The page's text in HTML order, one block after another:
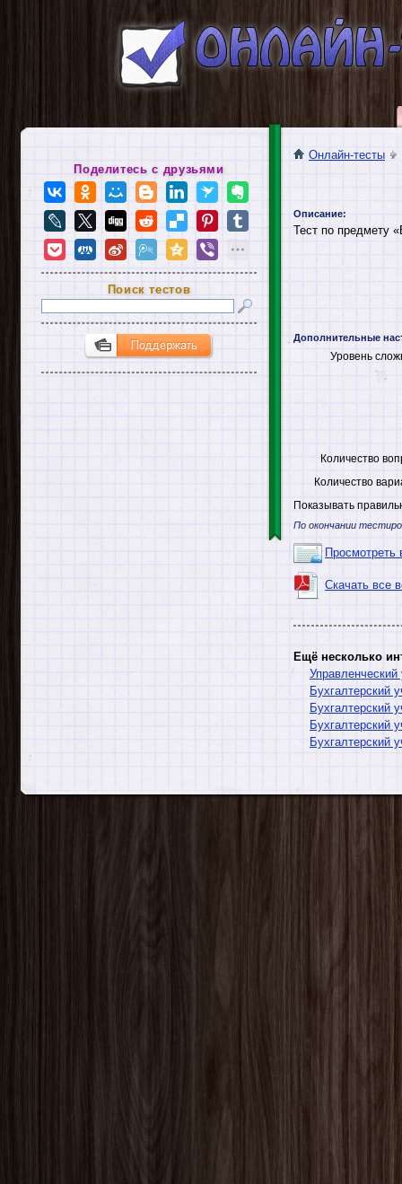
Онлайн-тесты
Описание:
Тест по предмету
Дополнительные
Уровень
Количество
Количество
Показывать
По окончании
Просмотреть
Скачать все
Ещё несколько
Управленческий
Бухгалтерский
Бухгалтерский
Бухгалтерский
Бухгалтерский
Поделитесь с друзьями
Поиск тестов